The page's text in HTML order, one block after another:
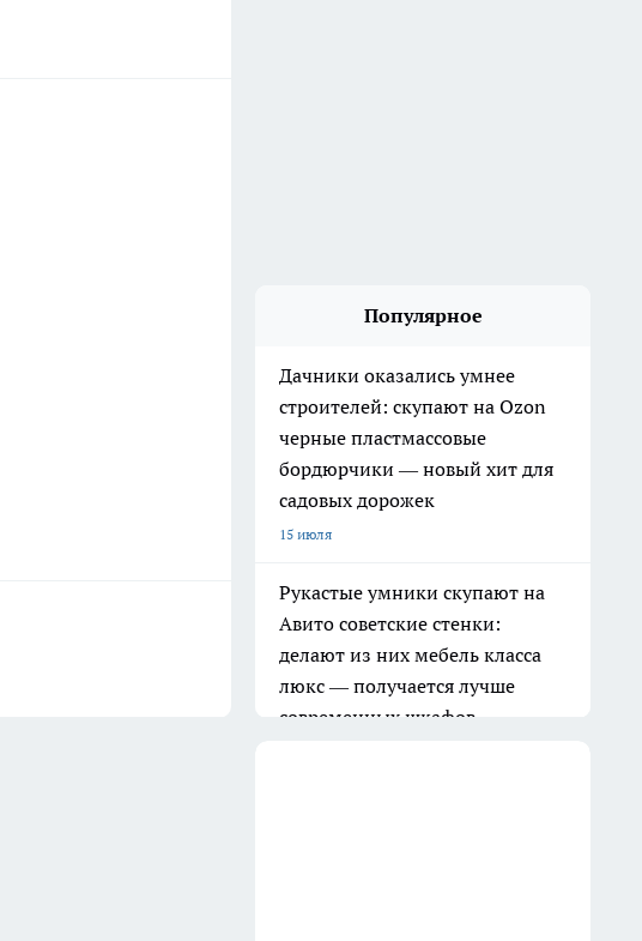
Популярное
Дачники оказались умнее
строителей: скупают на Ozon
черные пластмассовые
бордюрчики — новый хит для
садовых дорожек
15 июля
Рукастые умники скупают на
Авито советские стенки:
делают из них мебель класса
люкс — получается лучше
современных шкафов